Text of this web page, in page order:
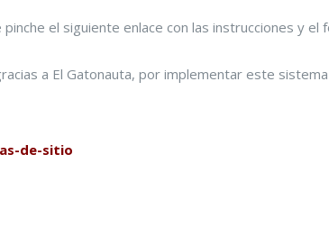
el siguiente enlace con las instrucciones y el
a El Gatonauta, por implementar este
de-sitio